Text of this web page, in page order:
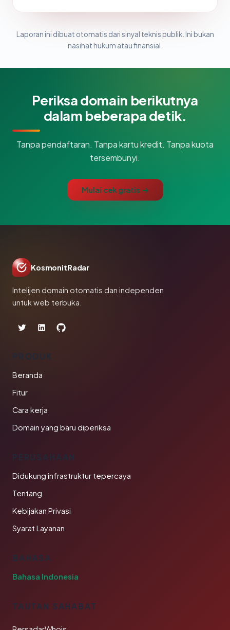
Laporan ini dibuat otomatis dari sinyal teknis publik. Ini bukan
nasihat hukum atau finansial.
Periksa domain berikutnya
dalam beberapa detik.
Tanpa pendaftaran. Tanpa kartu kredit. Tanpa kuota
tersembunyi.
Mulai cek gratis →
KosmonitRadar
Intelijen domain otomatis dan independen
untuk web terbuka.
PRODUK
Beranda
Fitur
Cara kerja
Domain yang baru diperiksa
PERUSAHAAN
Didukung infrastruktur tepercaya
Tentang
Kebijakan Privasi
Syarat Layanan
BAHASA
Bahasa Indonesia
TAUTAN SAHABAT